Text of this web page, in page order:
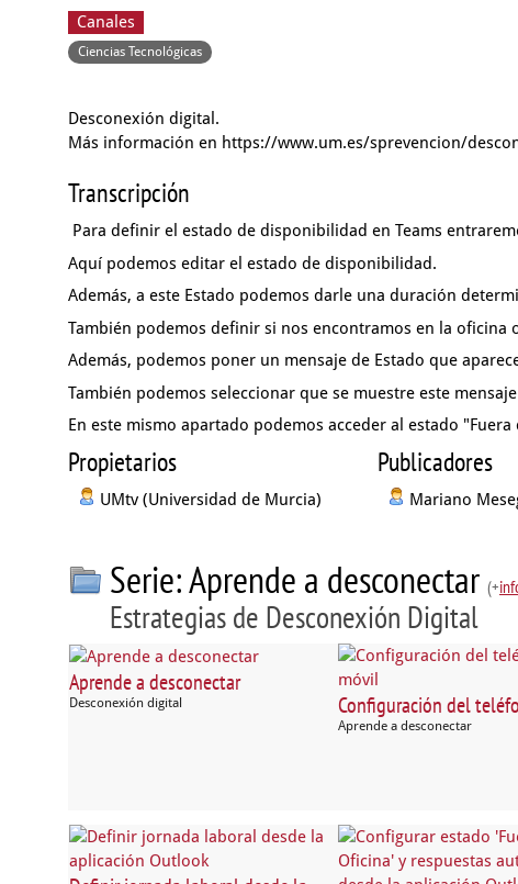
Canales
Ciencias Tecnológicas
Desconexión digital.
Más información en https://www.um.es/sprevencion/
Transcripción
Para definir el estado de disponibilidad en Teams
Aquí podemos editar el estado de disponibilidad.
Además, a este Estado podemos darle una duración
También podemos definir si nos encontramos en la oficina
Además, podemos poner un mensaje de Estado que
También podemos seleccionar que se muestre este mensaje
En este mismo apartado podemos acceder al estado "Fuera
Propietarios
UMtv (Universidad de Murcia)
Publicadores
Mariano
Serie: Aprende a desconectar (+
Estrategias de Desconexión Digital
Aprende a desconectar
Desconexión digital Configuración del
Aprende a desconectar